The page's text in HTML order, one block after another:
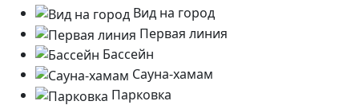
Вид на город
Первая линия
Бассейн
Сауна-хамам
Парковка